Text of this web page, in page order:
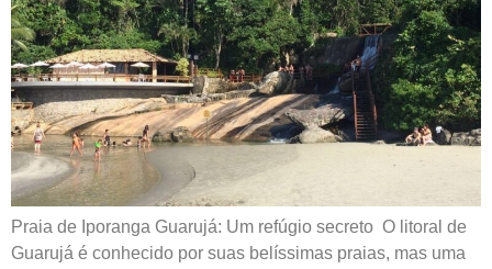
Praia de Iporanga Guarujá: Um refúgio secreto O litoral de
Guarujá é conhecido por suas belíssimas praias, mas uma